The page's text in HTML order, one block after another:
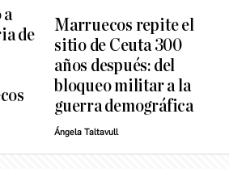
a
de
Marruecos repite el
sitio de Ceuta 300
años después: del
bloqueo militar a la
guerra demográfica
Ángela Taltavull